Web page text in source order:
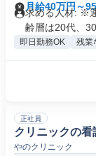
月給40万円～
求める人材: ※
齢層は20代、30
即日勤務OK 残業
正社員
クリニックの
やのクリニック